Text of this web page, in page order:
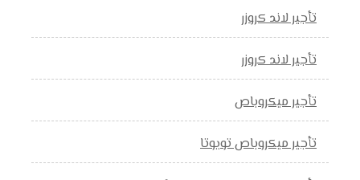
تأجير لاند كروزر
تأجير لاند كروزر
تأجير ميكروباص
تأجير ميكروباص تويوتا